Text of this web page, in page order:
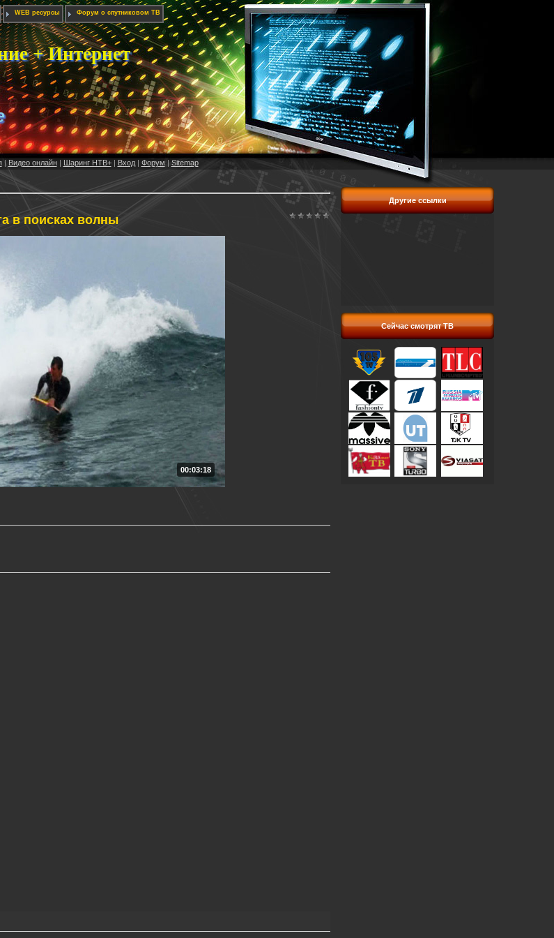
WEB ресурсы Форум о спутниковом ТВ
+ Интернет
| Видео онлайн| Шаринг НТВ+| Вход| Форум |Sitemap
в поисках волны
00:03:18
Другие ссылки
Сейчас смотрят ТВ